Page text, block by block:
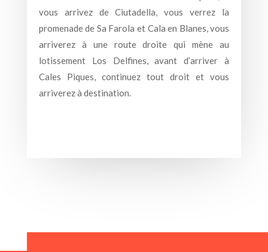
vous arrivez de Ciutadella, vous verrez la
promenade de Sa Farola et Cala en Blanes, vous
arriverez à une route droite qui mène au
lotissement Los Delfines, avant d’arriver à
Cales Piques, continuez tout droit et vous
arriverez à destination.